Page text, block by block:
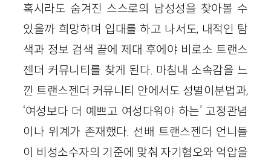
혹시라도 숨겨진 스스로의 남성성을 찾아볼 수
있을까 희망하며 입대를 하고 나서도, 내적인 탐
색과 정보 검색 끝에 제대 후에야 비로소 트랜스
젠더 커뮤니티를 찾게 된다. 마침내 소속감을 느
낀 트랜스젠더 커뮤니티 안에서도 성별이분법과,
‘여성보다 더 예쁘고 여성다워야 하는’ 고정관념
이나 위계가 존재했다. 선배 트랜스젠더 언니들
이 비성소수자의 기준에 맞춰 자기혐오와 억압을